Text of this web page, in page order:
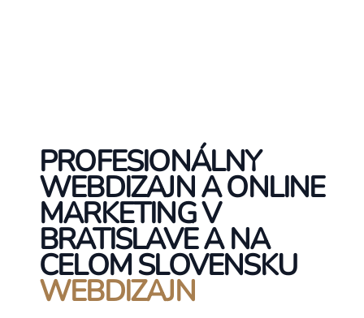
PROFESIONÁLNY
WEBDIZAJN A ONLINE
MARKETING V
BRATISLAVE A NA
CELOM SLOVENSKU
WEBDIZAJN